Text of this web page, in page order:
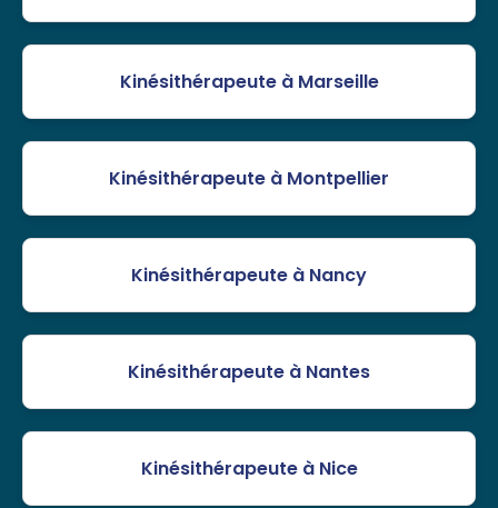
Kinésithérapeute à Marseille
Kinésithérapeute à Montpellier
Kinésithérapeute à Nancy
Kinésithérapeute à Nantes
Kinésithérapeute à Nice